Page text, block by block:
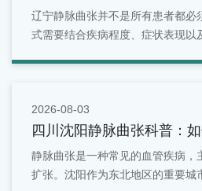
疗方式！
辽宁静脉曲张并不是所有患者都必
式需要结合疾病程度、症状表现以
2026-08-03
四川沈阳静脉曲张科普：
你的健康血管
静脉曲张是一种常见的血管疾病，
扩张。沈阳作为东北地区的重要城